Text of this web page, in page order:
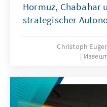
Hormuz, Chabahar
strategischer
Christoph